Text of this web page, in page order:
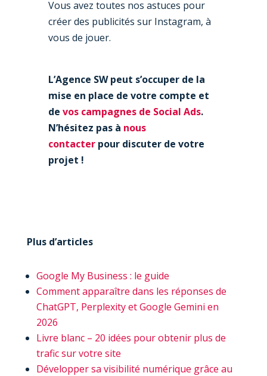
Vous avez toutes nos astuces pour
créer des publicités sur Instagram, à
vous de jouer.
L’Agence SW peut s’occuper de la
mise en place de votre compte et
de vos campagnes de Social Ads.
N’hésitez pas à nous
contacterpour discuter de votre
projet !
Plus d’articles
Google My Business : le guide
Comment apparaître dans les réponses de
ChatGPT, Perplexity et Google Gemini en
2026
Livre blanc – 20 idées pour obtenir plus de
trafic sur votre site
Développer sa visibilité numérique grâce au